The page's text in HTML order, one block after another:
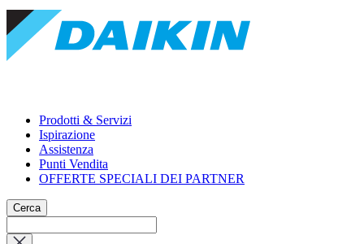
Prodotti & Servizi
Ispirazione
Assistenza
Punti Vendita
OFFERTE SPECIALI DEI PARTNER
Cerca